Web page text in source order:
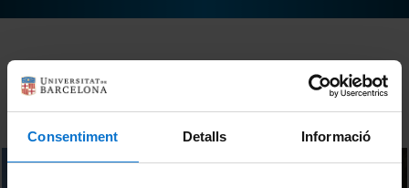
Consentiment Detalls Informació
Ordenar